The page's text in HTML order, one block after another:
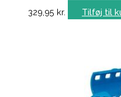
329,95 kr. Tilføj til